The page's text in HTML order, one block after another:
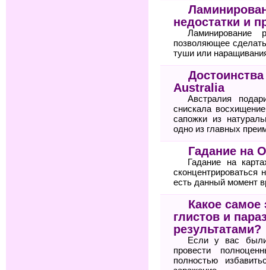
недостатки и
позволяющее
туши или
Australia
Австралия
снискала
сапожки из
одно из главных
Гадание на
Гадание на
сконцентрироваться
есть данный момент
Какое
глистов и
результатами?
Если у вас были
провести
полностью